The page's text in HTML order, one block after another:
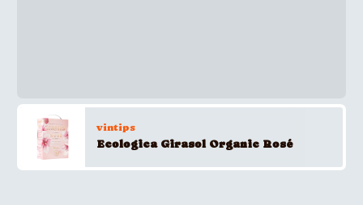
vintips
Ecologica Girasol Organic Rosé